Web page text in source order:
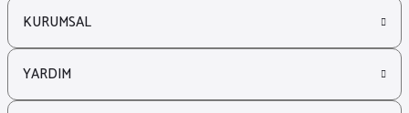
KURUMSAL
YARDIM